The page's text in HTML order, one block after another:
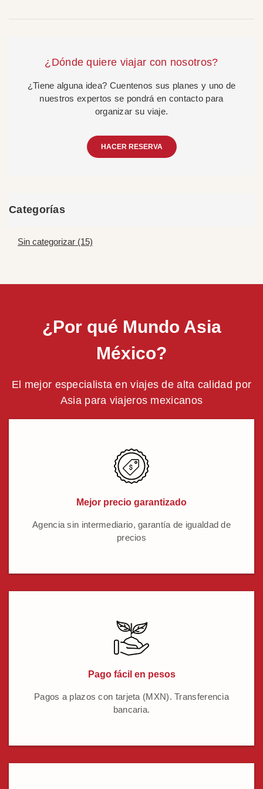
¿Dónde quiere viajar con nosotros?
¿Tiene alguna idea? Cuentenos sus planes y uno de
nuestros expertos se pondrá en contacto para
organizar su viaje.
HACER RESERVA
Categorías
Sin categorizar (15)
¿Por qué Mundo Asia
México?
El mejor especialista en viajes de alta calidad por
Asia para viajeros mexicanos
Mejor precio garantizado
Agencia sin intermediario, garantía de igualdad de
precios
Pago fácil en pesos
Pagos a plazos con tarjeta (MXN). Transferencia
bancaria.